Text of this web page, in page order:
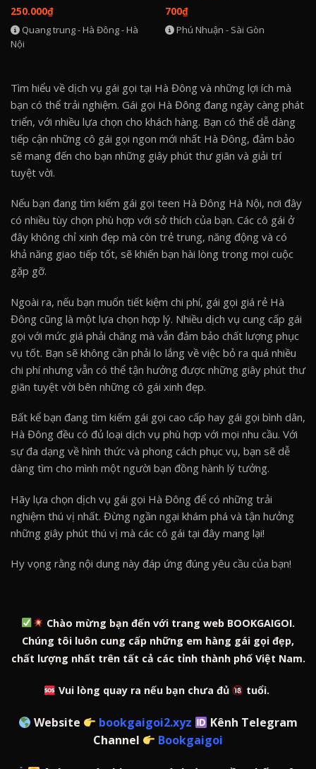
250.000₫
Quang trung - Hà Đông - Hà
Nội
Được
hạng
700₫
Phú Nhuận - Sài Gòn
Tìm hiểu về dịch vụ gái gọi tại Hà Đông và những lợi ích mà
bạn có thể trải nghiệm. Gái gọi Hà Đông đang ngày càng phát
triển, với nhiều lựa chọn cho khách hàng. Bạn có thể dễ dàng
tiếp cận những cô gái gọi ngon mới nhất Hà Đông, đảm bảo
sẽ mang đến cho bạn những giây phút thư giãn và giải trí
tuyệt vời.
Nếu bạn đang tìm kiếm gái gọi teen Hà Đông Hà Nội, nơi đây
có nhiều tùy chọn phù hợp với sở thích của bạn. Các cô gái ở
đây không chỉ xinh đẹp mà còn trẻ trung, năng động và có
khả năng giao tiếp tốt, sẽ khiến bạn hài lòng trong mọi cuộc
gặp gỡ.
Ngoài ra, nếu bạn muốn tiết kiệm chi phí, gái gọi giá rẻ Hà
Đông cũng là một lựa chọn hợp lý. Nhiều dịch vụ cung cấp gái
gọi với mức giá phải chăng mà vẫn đảm bảo chất lượng phục
vụ tốt. Bạn sẽ không cần phải lo lắng về việc bỏ ra quá nhiều
chi phí nhưng vẫn có thể tận hưởng được những giây phút thư
giãn tuyệt vời bên những cô gái xinh đẹp.
Bất kể bạn đang tìm kiếm gái gọi cao cấp hay gái gọi bình dân,
Hà Đông đều có đủ loại dịch vụ phù hợp với mọi nhu cầu. Với
sự đa dạng về hình thức và phong cách phục vụ, bạn sẽ dễ
dàng tìm cho mình một người bạn đồng hành lý tưởng.
Hãy lựa chọn dịch vụ gái gọi Hà Đông để có những trải
nghiệm thú vị nhất. Đừng ngần ngại khám phá và tận hưởng
những giây phút thú vị mà các cô gái tại đây mang lại!
Hy vọng rằng nội dung này đáp ứng đúng yêu cầu của bạn!
Chào mừng bạn đến với trang web BOOKGAIGOI.
Chúng tôi luôn cung cấp những em hàng gái gọi đẹp,
chất lượng nhất trên tất cả các tỉnh thành phố Việt Nam.
Vui lòng quay ra nếu bạn chưa đủ tuổi.
Website bookgaigoi2.xyz
Kênh Telegram
Channel
Bookgaigoi